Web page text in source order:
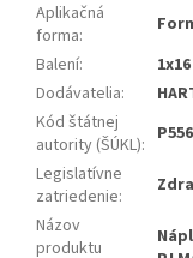
Aplikačná
forma:
Balení:
Dodávatelia:
Kód štátnej
autority (ŠÚKL):
Legislatívne
zatriedenie:
Názov
produktu